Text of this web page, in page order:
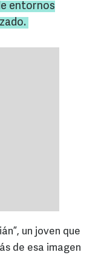
entornos
un joven que
de esa imagen